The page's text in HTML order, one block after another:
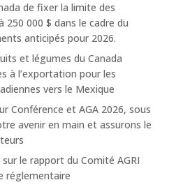
de fixer la limite des
250 000 $ dans le cadre du
anticipés pour 2026.
et légumes du Canada
à l’exportation pour les
vers le Mexique
Conférence et AGA 2026, sous
avenir en main et assurons le
le rapport du Comité AGRI
réglementaire